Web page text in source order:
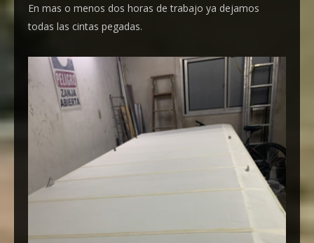
En mas o menos dos horas de trabajo ya dejamos
todas las cintas pegadas.